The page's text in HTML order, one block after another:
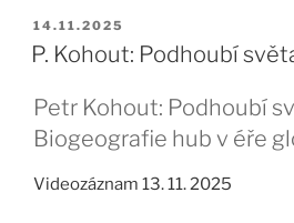
PUBLIKOVÁNO
14.11.2025
P. Kohout: Podhoubí
Petr Kohout: Podhoubí
Biogeografie hub v éře
Videozáznam 13. 11. 2025